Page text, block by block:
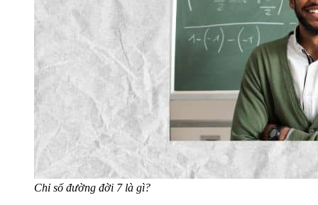
Chỉ số đường đời 7 là gì?